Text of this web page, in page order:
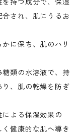
持つ成分で、保湿
され、肌にうるお
に保ち、肌のハリ
類の水溶液で、持
、肌の乾燥を防ぎ
よる保湿効果の
健康的な肌へ導き